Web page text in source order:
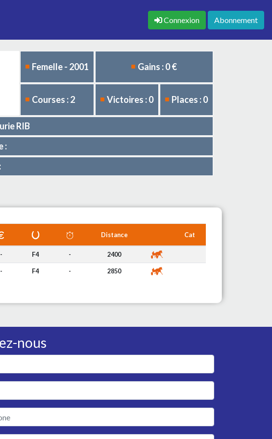
Connexion Abonnement
Femelle - 2001 Gains : 0 €
Courses : 2 Victoires : 0 Places : 0
RIB
:
Distance Cat
- F4 - 2400
- F4 - 2850
nous